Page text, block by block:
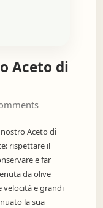
Aceto di
Aceto di
rispettare il
e far
da olive
velocità e grandi
la sua